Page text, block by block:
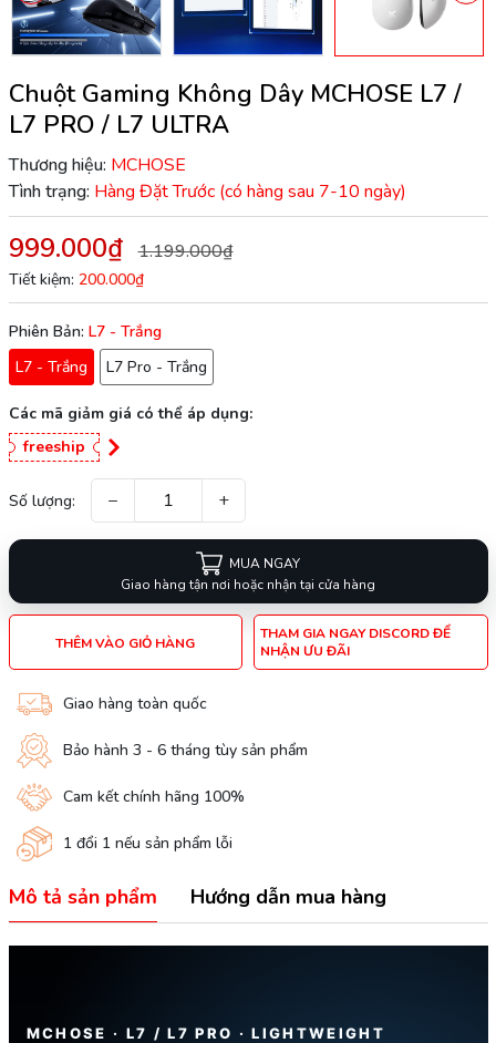
Chuột Gaming Không Dây MCHOSE L7 /
L7 PRO / L7 ULTRA
Thương hiệu: MCHOSE
Tình trạng: Hàng Đặt Trước (có hàng sau 7-10 ngày)
999.000₫ 1.199.000₫
Tiết kiệm: 200.000₫
Phiên Bản: L7 - Trắng
L7 - Trắng
L7 Pro - Trắng
Các mã giảm giá có thể áp dụng:
freeship
Số lượng: − +
MUA NGAY
Giao hàng tận nơi hoặc nhận tại cửa hàng
THÊM VÀO GIỎ HÀNG
THAM GIA NGAY DISCORD ĐỂ
NHẬN ƯU ĐÃI
Giao hàng toàn quốc
Bảo hành 3 - 6 tháng tùy sản phẩm
Cam kết chính hãng 100%
1 đổi 1 nếu sản phẩm lỗi
Mô tả sản phẩm Hướng dẫn mua hàng
MCHOSE · L7 / L7 PRO · LIGHTWEIGHT